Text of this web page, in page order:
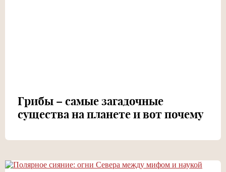
Грибы – самые загадочные
существа на планете и вот почему